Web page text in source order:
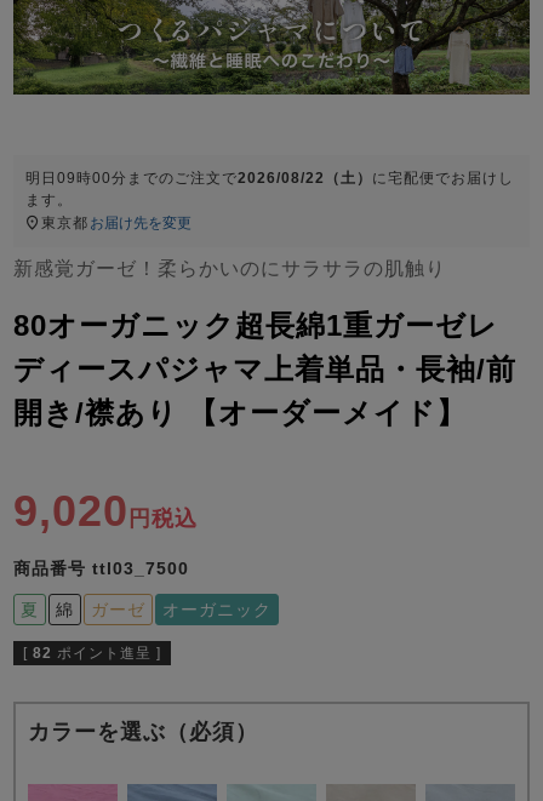
売れ筋ランキング
新着商品
すべての季節のパジャマ一覧はこちら
すべてのキッ
パジャマ
き
り
単品
ン単品
単品
ン単品
明日09時00分 までのご注文で2026/08/22（土） に宅配便 でお届けし
ます。
東京都 お届け先を変更
新感覚ガーゼ！柔らかいのにサラサラの肌触り
80オーガニック超長綿1重ガーゼレ
ディースパジャマ上着単品・長袖/前
開き/襟あり 【オーダーメイド】
9,020 税込
商品番号 ttl03_7500
夏 綿 ガーゼ オーガニック
[ 82 ポイント進呈 ]
カラーを選ぶ（必須）